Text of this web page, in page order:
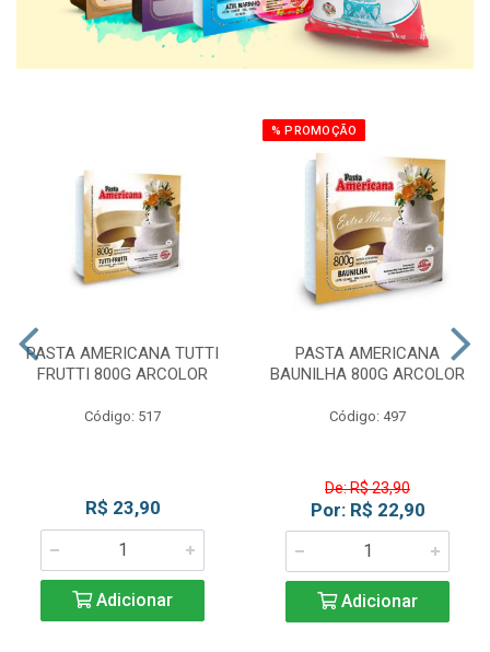
PASTA AMERICANA TUTTI
FRUTTI 800G ARCOLOR
Código: 517
R$ 23,90
Adicionar
% PROMOÇÃO
PASTA AMERICANA
BAUNILHA 800G ARCOLOR
Código: 497
De: R$ 23,90
Por: R$ 22,90
Adicionar